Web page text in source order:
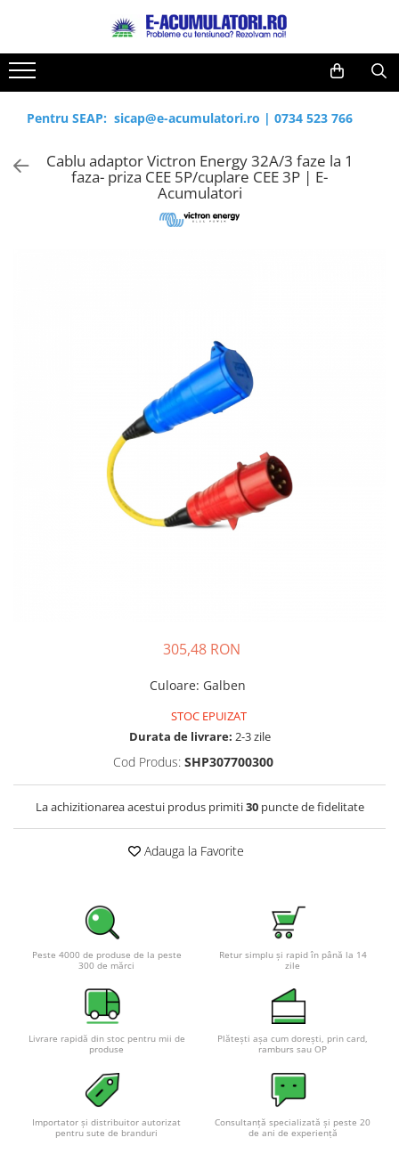
Toate Produsele
Acumulatori, Baterii si Incarcatoare
Uzuale
Baterii alcaline
Baterii litiu
Incarcatoare acumulatori
Panouri fotovoltaice si accesorii
Panouri fotovoltaice
Sisteme prindere panouri
Convertoare de tensiune
Sisteme de stocare energie
LiFePO4
Pachete complete stocare energie
Sisteme de Stocare Comerciale
mica (rulota/caravan/case de
Sisteme fotovoltaice profesionale
Pachete sisteme fotovoltaice
Statii de incarcare vehicule
Statii de incarcare
Prize de incarcare vehicule
electrice
Reduceri de vara
Cabluri
Acumulatori
Prelungitoare
Panouri fotovoltaice
Pentru SEAP: sicap@e-acumulatori.ro | 0734 523 766
Cablu adaptor Victron Energy 32A/3 faze la 1
faza- priza CEE 5P/cuplare CEE 3P | E-
Acumulatori
305,48 RON
Culoare: Galben
STOC EPUIZAT
Durata de livrare: 2-3 zile
Cod Produs: SHP307700300
La achizitionarea acestui produs primiti30puncte de fidelitate
Adauga la Favorite
Peste 4000 de produse de la peste
300 de mărci
Retur simplu și rapid în până la 14
zile
Livrare rapidă din stoc pentru mii de
produse
Plătești așa cum dorești, prin card,
ramburs sau OP
Importator și distribuitor autorizat
pentru sute de branduri
Consultanță specializată și peste 20
de ani de experiență